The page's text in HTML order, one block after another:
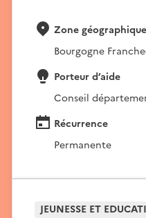
Zone géographique
Bourgogne
Porteur d’aide
Conseil
Récurrence
Permanente
JEUNESSE ET